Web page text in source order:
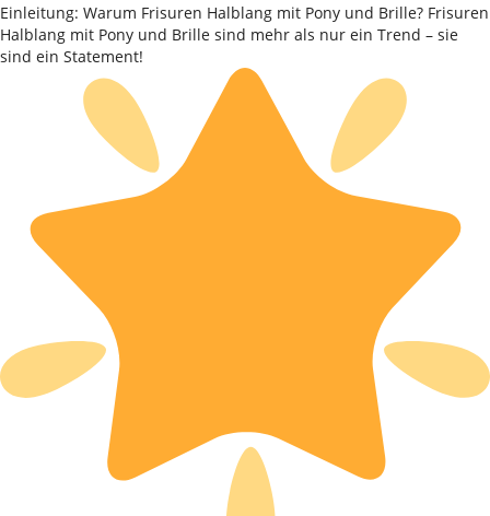
Einleitung: Warum Frisuren Halblang mit Pony und Brille? Frisuren
Halblang mit Pony und Brille sind mehr als nur ein Trend – sie
sind ein Statement!